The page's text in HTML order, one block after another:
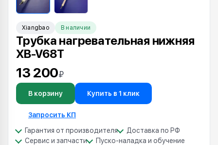
Xiangbao В наличии
Трубка нагревательная нижняя
XB-V68T
13 200₽
В корзину Купить в 1 клик
Запросить КП
Гарантия от производителя
Доставка по РФ
Сервис и запчасти
Пуско-наладка и обучение